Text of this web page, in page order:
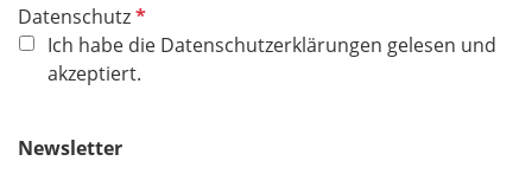
DatenschutzP
f
l
Ich habe die Datenschutzerklärungen gelesen und
akzeptiert.
Newsletter